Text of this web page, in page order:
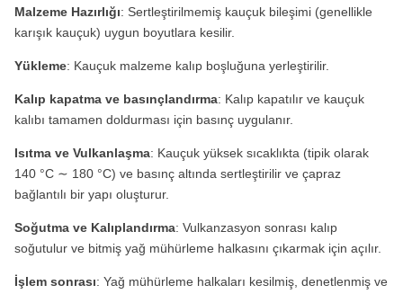
Malzeme Hazırlığı: Sertleştirilmemiş kauçuk bileşimi (genellikle
karışık kauçuk) uygun boyutlara kesilir.
Yükleme: Kauçuk malzeme kalıp boşluğuna yerleştirilir.
Kalıp kapatma ve basınçlandırma: Kalıp kapatılır ve kauçuk
kalıbı tamamen doldurması için basınç uygulanır.
Isıtma ve Vulkanlaşma: Kauçuk yüksek sıcaklıkta (tipik olarak
140 °C ∼ 180 °C) ve basınç altında sertleştirilir ve çapraz
bağlantılı bir yapı oluşturur.
Soğutma ve Kalıplandırma: Vulkanzasyon sonrası kalıp
soğutulur ve bitmiş yağ mühürleme halkasını çıkarmak için açılır.
İşlem sonrası: Yağ mühürleme halkaları kesilmiş, denetlenmiş ve